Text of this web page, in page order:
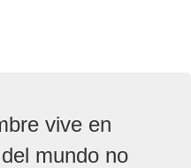
vive en
mundo no